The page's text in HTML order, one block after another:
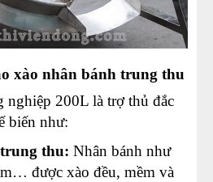
xào nhân bánh trung thu
nghiệp 200L là trợ thủ đắc
biến như:
thu: Nhân bánh như
được xào đều, mềm và